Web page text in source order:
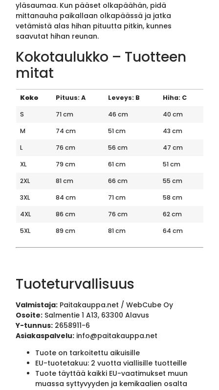
yläsaumaa. Kun pääset olkapäähän, pidä
mittanauha paikallaan olkapäässä ja jatka
vetämistä alas hihan pituutta pitkin, kunnes
saavutat hihan reunan.
Kokotaulukko – Tuotteen
mitat
Koko Pituus: A Leveys: B
Hiha: C
S
71 cm 46 cm
40 cm
M
74 cm 51 cm
43 cm
L
76 cm 56 cm
47 cm
XL
79 cm 61 cm
51 cm
2XL
81 cm 66 cm
55 cm
3XL
84 cm 71 cm
58 cm
4XL
86 cm 76 cm
62 cm
5XL
89 cm 81 cm 64 cm
Tuoteturvallisuus
Valmistaja: Paitakauppa.net / WebCube Oy
Osoite: Salmentie 1 A13, 63300 Alavus
Y-tunnus: 2658911-6
Asiakaspalvelu: info@paitakauppa.net
Tuote on tarkoitettu aikuisille
EU-tuotetakuu: 2 vuotta viallisille tuotteille
Tuote täyttää kaikki EU-vaatimukset muun
muassa syttyvyyden ja kemikaalien osalta